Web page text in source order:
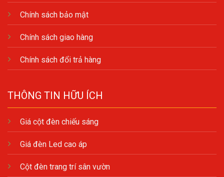
Chính sách bảo mật
Chính sách giao hàng
Chính sách đổi trả hàng
THÔNG TIN HỮU ÍCH
Giá cột đèn chiếu sáng
Giá đèn Led cao áp
Cột đèn trang trí sân vườn